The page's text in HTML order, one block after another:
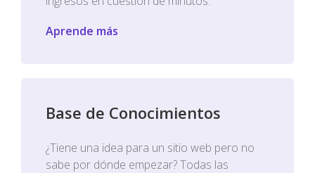
Aprende más
Base de Conocimientos
¿Tiene una idea para un sitio web pero no
sabe por dónde empezar? Todas las